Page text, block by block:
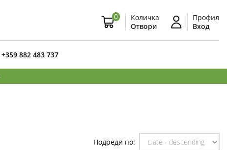
0
Количка
Отвори
Профил
Вход
+359 882 483 737
Подреди по: